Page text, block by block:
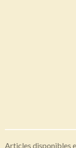
Articles disponibles